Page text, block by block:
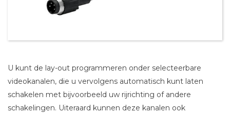
U kunt de lay-out programmeren onder selecteerbare
videokanalen, die u vervolgens automatisch kunt laten
schakelen met bijvoorbeeld uw rijrichting of andere
schakelingen. Uiteraard kunnen deze kanalen ook